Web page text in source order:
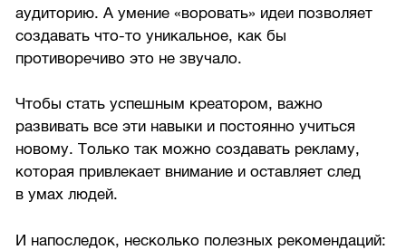
аудиторию. А умение «воровать» идеи позволяет
создавать что-то уникальное, как бы
противоречиво это не звучало.
Чтобы стать успешным креатором, важно
развивать все эти навыки и постоянно учиться
новому. Только так можно создавать рекламу,
которая привлекает внимание и оставляет след
в умах людей.
И напоследок, несколько полезных рекомендаций: